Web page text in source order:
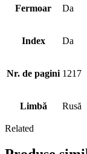
Fermoar Da
Index Da
Nr. de pagini 1217
Limbă Rusă
Related